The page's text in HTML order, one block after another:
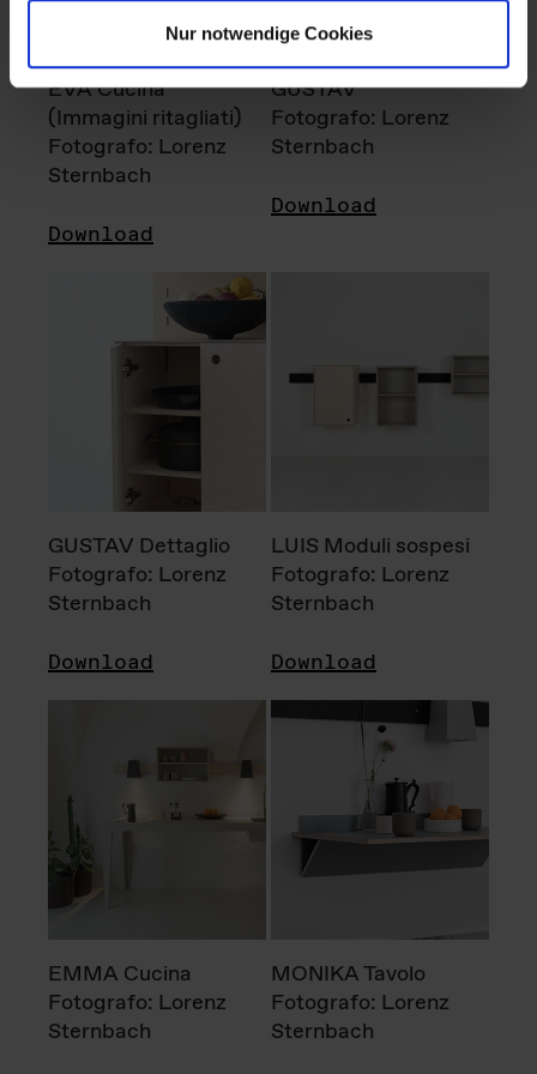
Nur notwendige Cookies
EVA Cucina
(Immagini ritagliati)
Fotografo: Lorenz
Sternbach
Download
GUSTAV
Fotografo: Lorenz
Sternbach
Download
GUSTAV Dettaglio
Fotografo: Lorenz
Sternbach
Download
LUIS Moduli sospesi
Fotografo: Lorenz
Sternbach
Download
EMMA Cucina
Fotografo: Lorenz
Sternbach
MONIKA Tavolo
Fotografo: Lorenz
Sternbach